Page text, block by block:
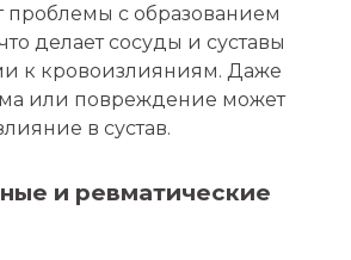
проблемы с образованием
делает сосуды и суставы
к кровоизлияниям. Даже
или повреждение может
в сустав.
и ревматические